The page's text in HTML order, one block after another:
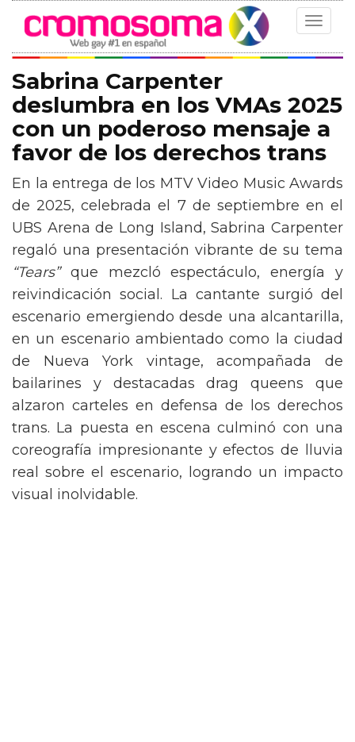
Toggle
Sabrina Carpenter
deslumbra en los VMAs 2025
con un poderoso mensaje a
favor de los derechos trans
En la entrega de los MTV Video Music Awards
de 2025, celebrada el 7 de septiembre en el
UBS Arena de Long Island, Sabrina Carpenter
regaló una presentación vibrante de su tema
“Tears”que mezcló espectáculo, energía y
reivindicación social. La cantante surgió del
escenario emergiendo desde una alcantarilla,
en un escenario ambientado como la ciudad
de Nueva York vintage, acompañada de
bailarines y destacadas drag queens que
alzaron carteles en defensa de los derechos
trans. La puesta en escena culminó con una
coreografía impresionante y efectos de lluvia
real sobre el escenario, logrando un impacto
visual inolvidable.